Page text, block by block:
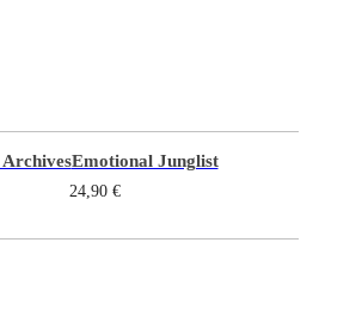
Emotional Junglist
24,90 €